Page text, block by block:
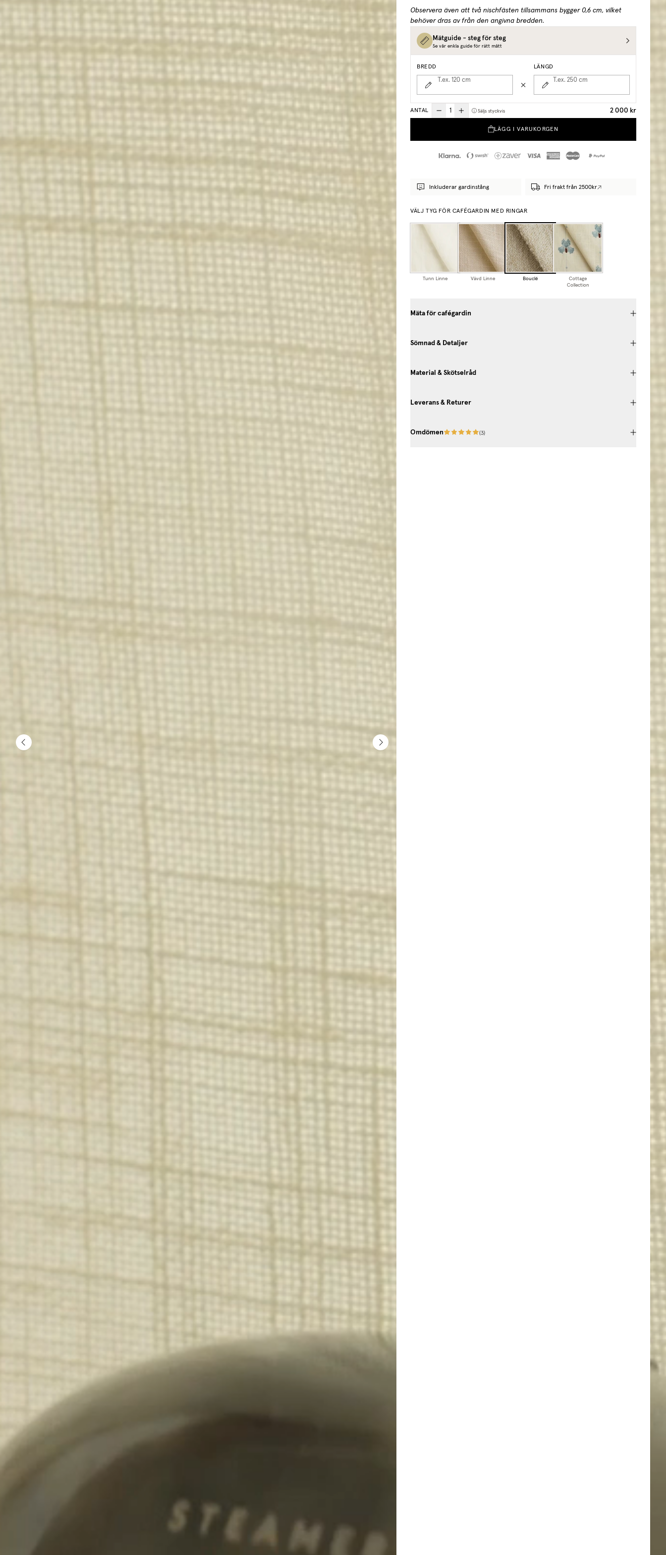
Observera även att två nischfästen tillsammans bygger 0,6 cm, vilket
behöver dras av från den angivna bredden.
Mätguide - steg för steg
Se vår enkla guide för rätt mått
BREDD
T.ex. 120 cm
LÄNGD
T.ex. 250 cm
ANTAL Säljs styckvis 2 000 kr
LÄGG I VARUKORGEN
Inkluderar gardinstång Fri frakt från 2500kr
VÄLJ TYG FÖR CAFÉGARDIN MED RINGAR
Tunn Linne Vävd Linne Bouclé
Cottage
Collection
Mäta för cafégardin
Sömnad & Detaljer
Material & Skötselråd
Leverans & Returer
Omdömen (3)
YOUR INVITATION TO A BEAUTIFUL HOME
Get exclusive previews, interior tips from our
experts, and a behind-the-scenes look at the
Gotain universe – welcome!